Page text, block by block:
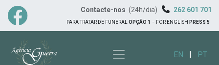
Contacte-nos (24h/dia) 262 601 701
PARA TRATAR DE FUNERAL OPÇÃO 1 - FOR ENGLISH PRESS 5
EN | PT